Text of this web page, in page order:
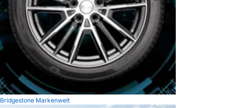
Bridgestone Markenwelt